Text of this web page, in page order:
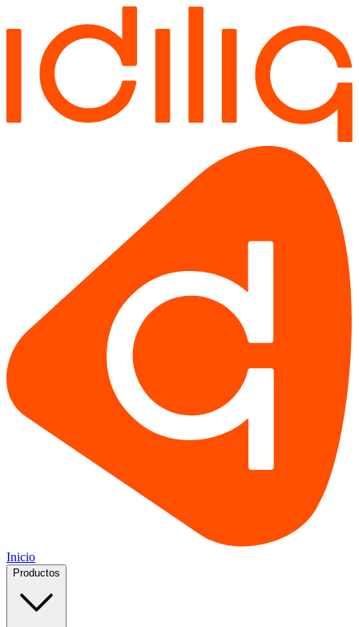
Inicio
Productos